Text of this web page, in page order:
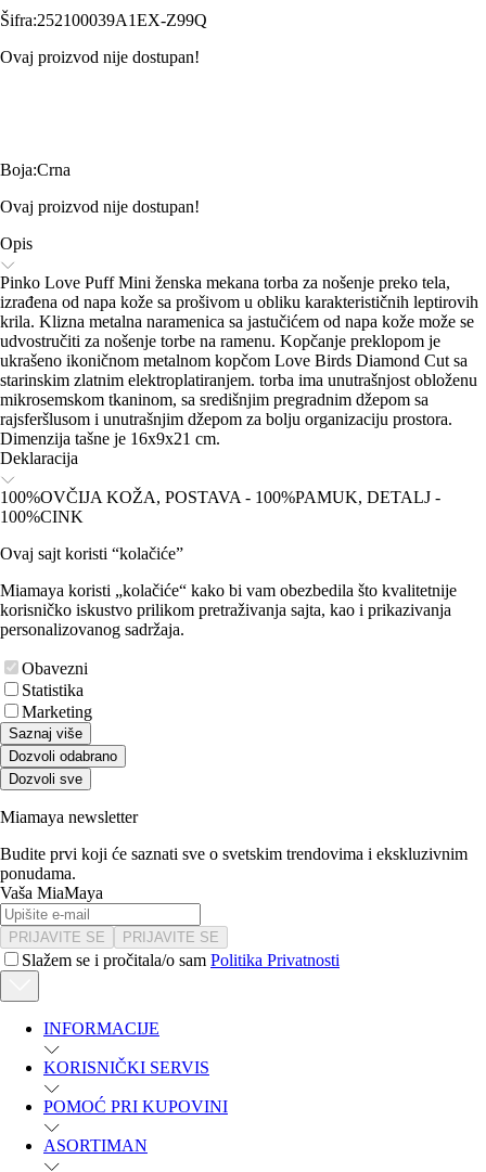
Šifra:252100039A1EX-Z99Q
Ovaj proizvod nije dostupan!
Boja:Crna
Ovaj proizvod nije dostupan!
Opis
Pinko Love Puff Mini ženska mekana torba za nošenje preko tela,
izrađena od napa kože sa prošivom u obliku karakterističnih leptirovih
krila. Klizna metalna naramenica sa jastučićem od napa kože može se
udvostručiti za nošenje torbe na ramenu. Kopčanje preklopom je
ukrašeno ikoničnom metalnom kopčom Love Birds Diamond Cut sa
starinskim zlatnim elektroplatiranjem. torba ima unutrašnjost obloženu
mikrosemskom tkaninom, sa središnjim pregradnim džepom sa
rajsferšlusom i unutrašnjim džepom za bolju organizaciju prostora.
Dimenzija tašne je 16x9x21 cm.
Deklaracija
100%OVČIJA KOŽA, POSTAVA - 100%PAMUK, DETALJ -
100%CINK
Ovaj sajt koristi “kolačiće”
Miamaya koristi „kolačiće“ kako bi vam obezbedila što kvalitetnije
korisničko iskustvo prilikom pretraživanja sajta, kao i prikazivanja
personalizovanog sadržaja.
Obavezni
Statistika
Marketing
Saznaj više
Dozvoli odabrano
Dozvoli sve
Miamaya newsletter
Budite prvi koji će saznati sve o svetskim trendovima i ekskluzivnim
ponudama.
Vaša MiaMaya
PRIJAVITE SE PRIJAVITE SE
Slažem se i pročitala/o sam Politika Privatnosti
INFORMACIJE
KORISNIČKI SERVIS
POMOĆ PRI KUPOVINI
ASORTIMAN